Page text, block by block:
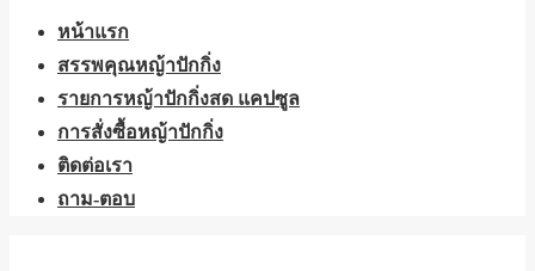
Navigation
หน้าแรก
สรรพคุณหญ้าปักกิ่ง
รายการหญ้าปักกิ่งสด แคปซูล
การสั่งซื้อหญ้าปักกิ่ง
ติดต่อเรา
ถาม-ตอบ